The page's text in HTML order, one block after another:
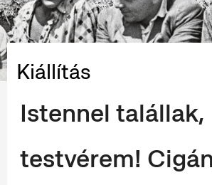
Kiállítás
Istennel talállak,
testvérem!